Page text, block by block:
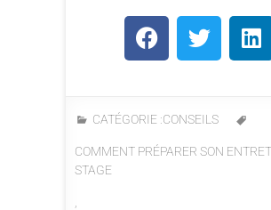
CATÉGORIE :CONSEILS
COMMENT PRÉPARER SON
STAGE